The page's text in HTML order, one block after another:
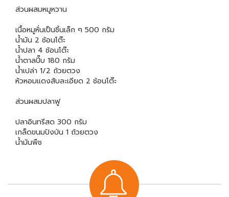
ส่วนผสมหมูหวาน
เนื้อหมูหั่นเป็นชิ้นเล็ก ๆ 500 กรัม
น้ำมัน 2 ช้อนโต๊ะ
น้ำปลา 4 ช้อนโต๊ะ
น้ำตาลปี๊บ 180 กรัม
น้ำเปล่า 1/2 ถ้วยตวง
หัวหอมแดงสับละเอียด 2 ช้อนโต๊ะ
ส่วนผสมปลาฟู
ปลาอินทรีสด 300 กรัม
เกล็ดขนมปังป่น 1 ถ้วยตวง
น้ำมันพืช